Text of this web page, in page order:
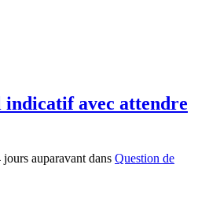
avec attendre
jours auparavant dans Question de